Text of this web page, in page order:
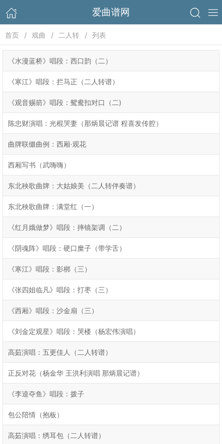
爱曲谱网
首页 戏曲 二人转 列表
《水漫蓝桥》唱段：西口韵（二）
《寒江》唱段：拦马正（二人转谱）
《观音赐箭》唱段：鸳鸯扣对口（二)
陈忠财演唱：光棍哭妻（那炳晨记谱 程喜发传腔）
曲牌联缀曲例：西厢·观花
西厢写书（武嗨嗨）
东北秧歌曲牌：大姑娘美（二人转伴奏谱）
东北秧歌曲牌：满堂红（一）
《红月娥做梦》唱段：摔镜架调（二）
《阴魂阵》唱段：硬口糜子（带学舌）
《寒江》唱段：影梆（三）
《张四姐临凡》唱段：打枣（三）
《西厢》唱段：沙金扇（三）
《刘金定观星》唱段：哭楼（杨宏伟演唱）
高茹演唱：五更佳人（二人转谱）
正反对花（杨金华 王洪利演唱 那炳晨记谱）
《李逵夺鱼》唱段：拨子
包公陪情（抱板）
高茹演唱：绣耳包（二人转谱）